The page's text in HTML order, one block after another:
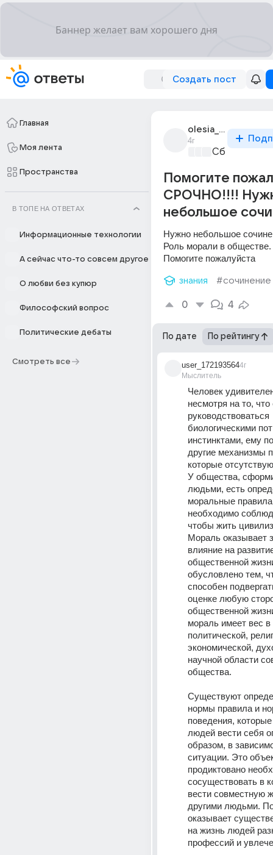
Создать пост
Главная
Моя лента
Пространства
В ТОПЕ НА ОТВЕТАХ
Информационные технологии
А сейчас что-то совсем другое
О любви без купюр
Философский вопрос
Политические дебаты
Смотреть все
olesia_shachina
4г
Сборная
Помогите
СРОЧНО!!!!
небольшое
Нужно небольшое
Роль морали в обществе.
Помогите пожалуйста
знания #сочинение
0 4
По дате По рейтингу
user_172193564
Мыслитель
4г
Человек
несмотря на то,
руководствоваться
биологическими
инстинктами, ему
другие механизмы
которые
У общества,
людьми, есть
моральные
необходимо
чтобы жить
Мораль оказывает
влияние на
общественной
обусловлено тем,
способен
оценке любую
общественной
мораль имеет вес в
политической,
экономической,
научной области
общества.
Существуют
нормы правила и
поведения,
людей вести себя
образом, в
ситуации. Это
продиктовано
сосуществовать в
вести совместную
другими людьми.
оказывает
на жизнь людей
профессий и